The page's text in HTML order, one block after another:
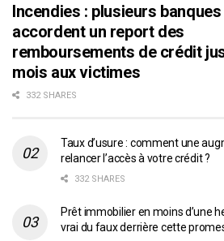
Incendies : plusieurs banques
accordent un report des
remboursements de crédit
mois aux victimes
332 SHARES
Taux d’usure : comment une
relancer l’accès à votre crédit ?
332 SHARES
Prêt immobilier en moins d’une
vrai du faux derrière cette